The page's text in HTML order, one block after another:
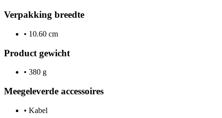
Verpakking breedte
• 10.60 cm
Product gewicht
• 380 g
Meegeleverde accessoires
• Kabel